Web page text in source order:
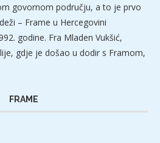
govornom području, a to je prvo
– Frame u Hercegovini
godine. Fra Mladen Vukšić,
gdje je došao u dodir s Framom,
FRAME